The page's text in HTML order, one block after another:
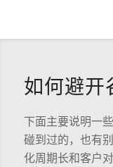
如何避开
下面主要说明一
碰到过的，也有
化周期长和客户